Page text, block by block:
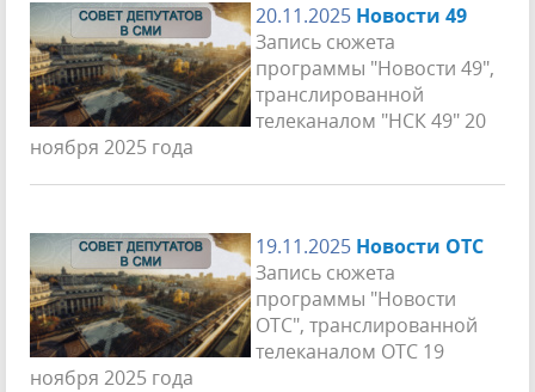
20.11.2025 Новости 49
Запись сюжета
программы "Новости 49",
транслированной
телеканалом "НСК 49" 20
ноября 2025 года
19.11.2025 Новости ОТС
Запись сюжета
программы "Новости
ОТС", транслированной
телеканалом ОТС 19
ноября 2025 года